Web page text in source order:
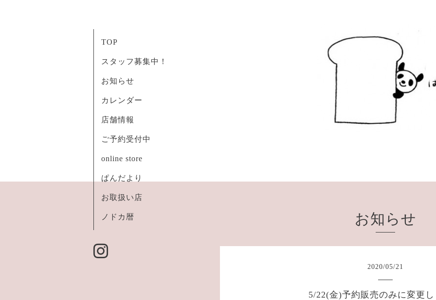
TOP
スタッフ募集中！
お知らせ
カレンダー
店舗情報
ご予約受付中
online store
ぱんだより
お取扱い店
ノドカ暦 お知らせ
2020/05/21
5/22(金)予約販売のみに変更